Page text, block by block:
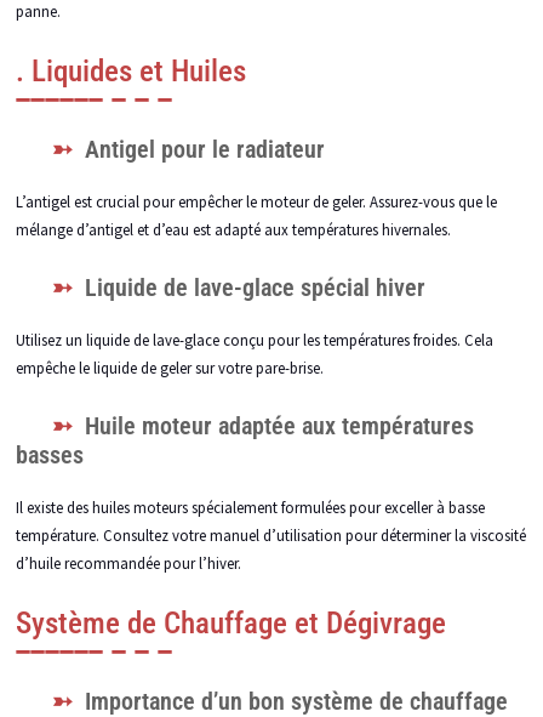
panne.
. Liquides et Huiles
Antigel pour le radiateur
L’antigel est crucial pour empêcher le moteur de geler. Assurez-vous que le
mélange d’antigel et d’eau est adapté aux températures hivernales.
Liquide de lave-glace spécial hiver
Utilisez un liquide de lave-glace conçu pour les températures froides. Cela
empêche le liquide de geler sur votre pare-brise.
Huile moteur adaptée aux températures
basses
Il existe des huiles moteurs spécialement formulées pour exceller à basse
température. Consultez votre manuel d’utilisation pour déterminer la viscosité
d’huile recommandée pour l’hiver.
Système de Chauffage et Dégivrage
Importance d’un bon système de chauffage